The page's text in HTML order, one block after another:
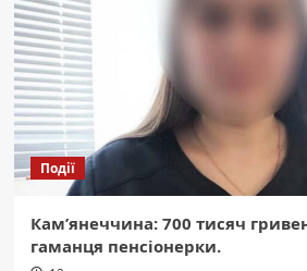
Події
Кам’янеччина: 700 тисяч
гаманця пенсіонерки.